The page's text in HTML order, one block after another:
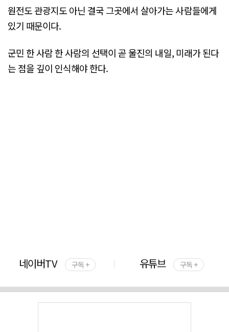
원전도 관광지도 아닌 결국 그곳에서 살아가는 사람들에게
있기 때문이다.
군민 한 사람 한 사람의 선택이 곧 울진의 내일, 미래가 된다
는 점을 깊이 인식해야 한다.
네이버TV 구독 + 유튜브 구독 +